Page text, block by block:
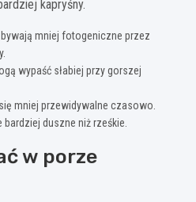
kapryśny.
mniej fotogeniczne przez
wypaść słabiej przy gorszej
mniej przewidywalne czasowo.
duszne niż rześkie.
w porze